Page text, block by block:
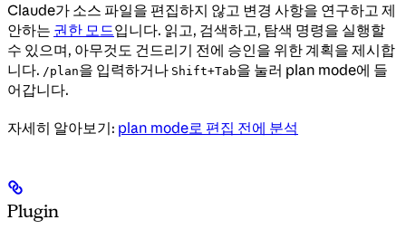
Claude가 소스 파일을 편집하지 않고 변경 사항을 연구하고 제
안하는 권한 모드입니다. 읽고, 검색하고, 탐색 명령을 실행할
수 있으며, 아무것도 건드리기 전에 승인을 위한 계획을 제시합
니다. /plan을 입력하거나 Shift+Tab을 눌러 plan mode에 들
어갑니다.
자세히 알아보기: plan mode로 편집 전에 분석
Plugin